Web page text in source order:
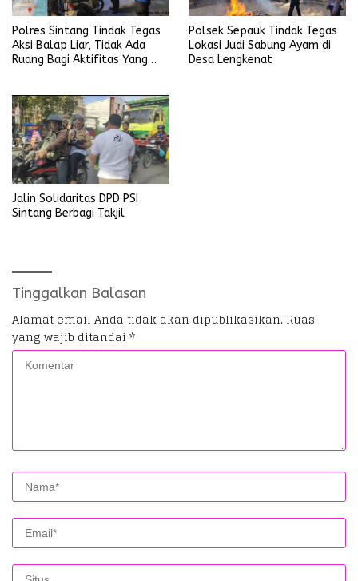
Polres Sintang Tindak Tegas
Aksi Balap Liar, Tidak Ada
Ruang Bagi Aktifitas Yang
Polsek Sepauk Tindak Tegas
Lokasi Judi Sabung Ayam di
Desa Lengkenat
Jalin Solidaritas DPD PSI
Sintang Berbagi Takjil
Tinggalkan Balasan
Alamat email Anda tidak akan dipublikasikan. Ruas
yang wajib ditandai *